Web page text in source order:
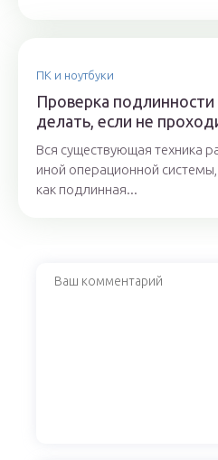
ПК и ноутбуки
Проверка
делать, если не
Вся существующая техника
иной операционной
как подлинная...